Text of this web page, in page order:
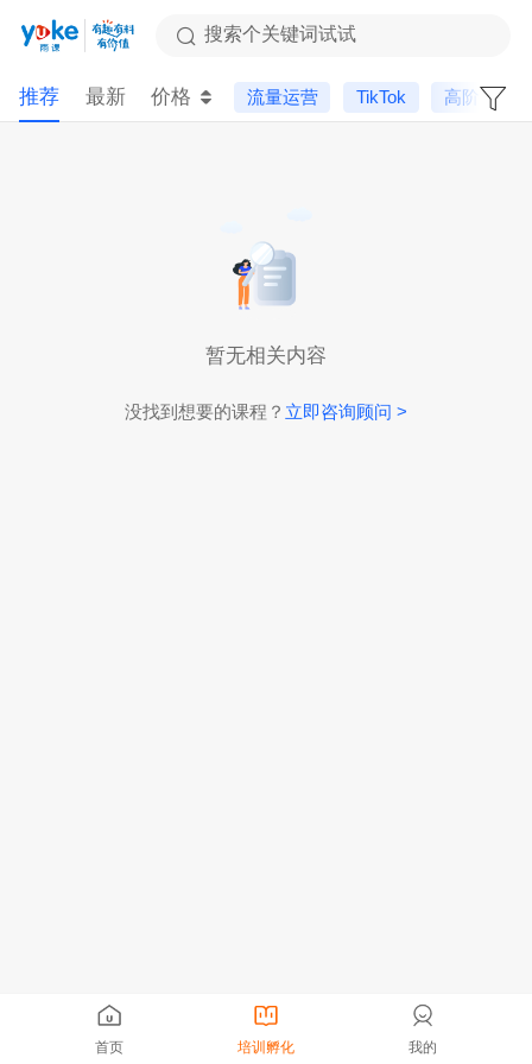
搜索个关键词试试
推荐 最新 价格 流量运营 TikTok 高阶课
暂无相关内容
没找到想要的课程？ 立即咨询顾问 >
首页 培训孵化 我的